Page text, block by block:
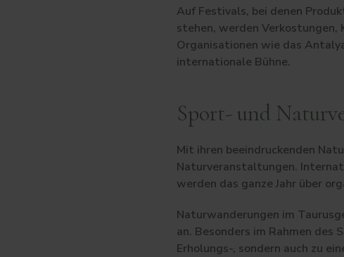
Auf Festivals, bei denen
stehen, werden Verkostungen,
Organisationen wie das
internationale Bühne.
Sport- und
Mit ihren beeindruckenden
Naturveranstaltungen.
werden das ganze Jahr über
Naturwanderungen im
an. Besonders im Rahmen
Erholungs-, sondern auch zu